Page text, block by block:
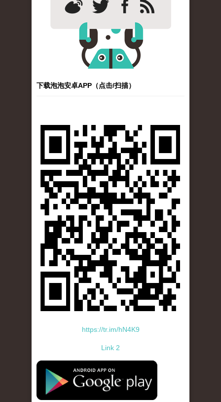
下载泡泡安卓APP（点击/扫描）
https://tr.im/hN4K9
Link 2
standard-icon-googleplay-app-store.png